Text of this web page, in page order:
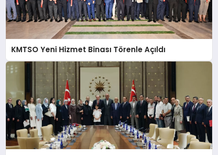
KMTSO Yeni Hizmet Binası Törenle Açıldı